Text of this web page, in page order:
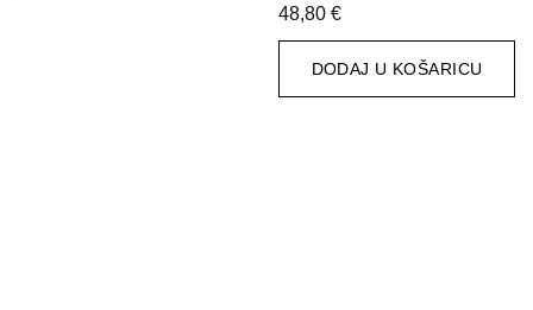
48,80 €
DODAJ U KOŠARICU